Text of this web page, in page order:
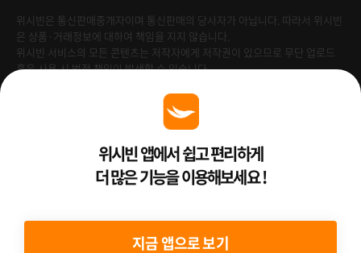
위시빈은 통신판매중개자이며 통신판매의 당사자가 아닙니다. 따라서 위시빈
은 상품·거래정보에 대하여 책임을 지지 않습니다.
위시빈 서비스의 모든 콘텐츠는 저작자에게 저작권이 있으므로 무단 업로드
혹은 사용 시 법적 책임이 발생할 수 있습니다.
Venture Enterprise위시빈 앱에서 쉽고 편리하게
더 많은 기능을 이용해보세요 !
지금 앱으로 보기